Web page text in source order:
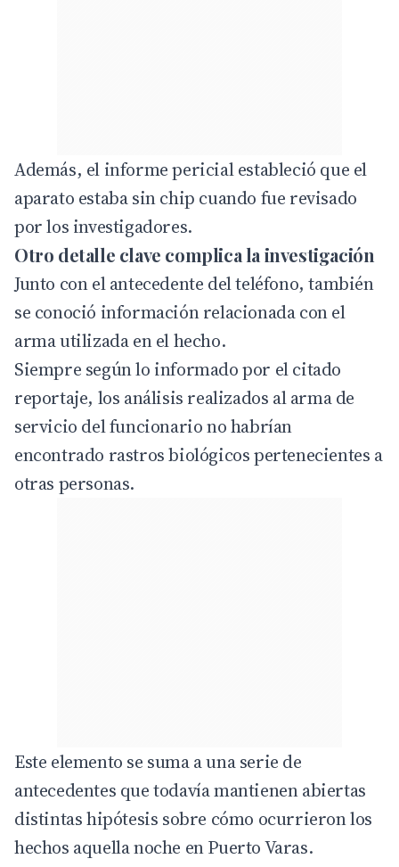
Además, el informe pericial estableció que el
aparato estaba sin chip cuando fue revisado
por los investigadores.
Otro detalle clave complica la investigación
Junto con el antecedente del teléfono, también
se conoció información relacionada con el
arma utilizada en el hecho.
Siempre según lo informado por el citado
reportaje, los análisis realizados al arma de
servicio del funcionario no habrían
encontrado rastros biológicos pertenecientes a
otras personas.
Este elemento se suma a una serie de
antecedentes que todavía mantienen abiertas
distintas hipótesis sobre cómo ocurrieron los
hechos aquella noche en Puerto Varas.